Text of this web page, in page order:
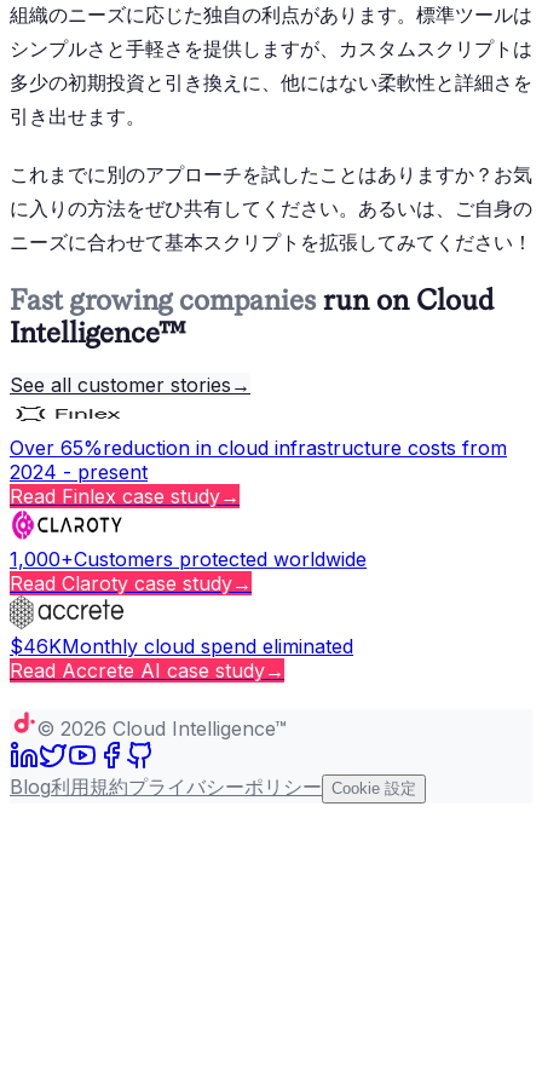
組織のニーズに応じた独自の利点があります。標準ツールは
シンプルさと手軽さを提供しますが、カスタムスクリプトは
多少の初期投資と引き換えに、他にはない柔軟性と詳細さを
引き出せます。
これまでに別のアプローチを試したことはありますか？お気
に入りの方法をぜひ共有してください。あるいは、ご自身の
ニーズに合わせて基本スクリプトを拡張してみてください！
Fast growing companies run on Cloud
Intelligence™
See all customer stories →
Over 65%reduction in cloud infrastructure costs from
2024 - present
Read Finlex case study→
1,000+Customers protected worldwide
Read Claroty case study→
$46KMonthly cloud spend eliminated
Read Accrete AI case study→
© 2026 Cloud Intelligence™
Blog利用規約プライバシーポリシー Cookie 設定